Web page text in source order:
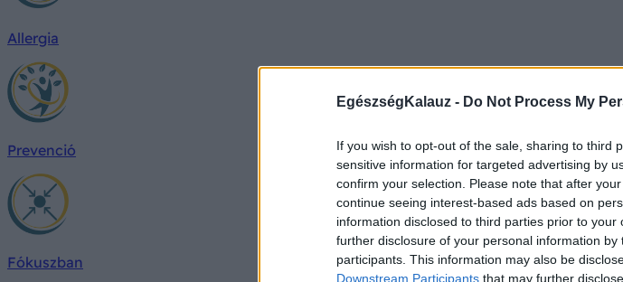
EgészségKalauz - Do Not Process My
If you wish to opt-out of the sale, sharing to third
sensitive information for targeted advertising by
confirm your selection. Please note that after
continue seeing interest-based ads based on
information disclosed to third parties prior to
further disclosure of your personal information by
participants. This information may also be
Downstream Participants that may further
Allergia
Prevenció
Fókuszban